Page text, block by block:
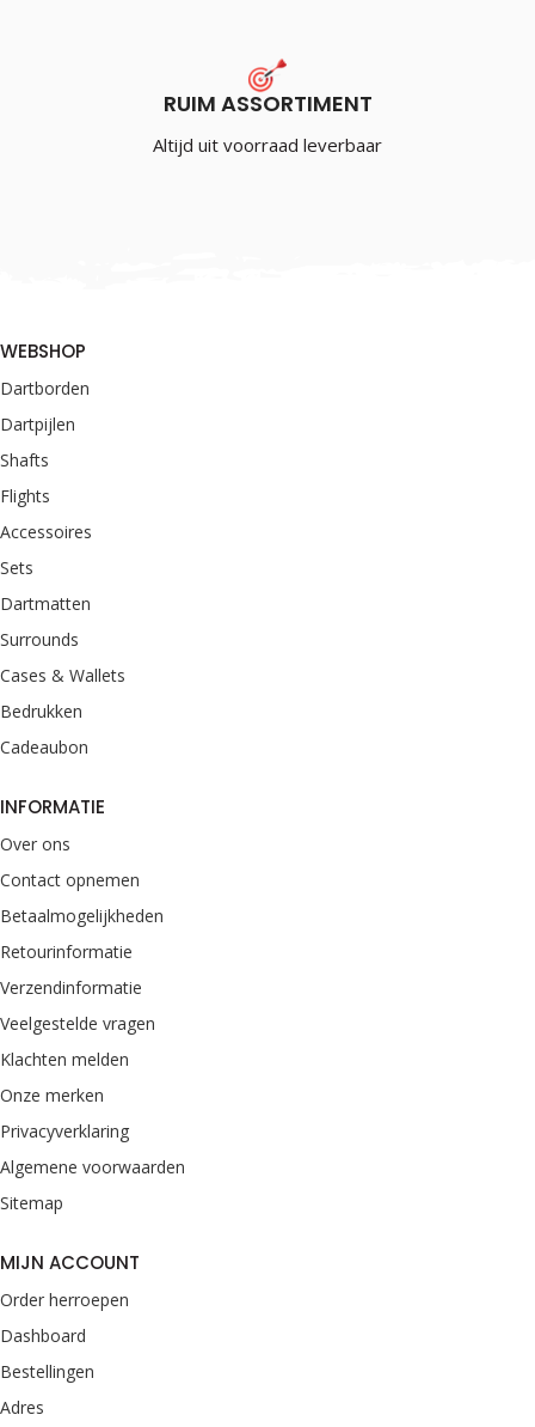
RUIM ASSORTIMENT
Altijd uit voorraad leverbaar
WEBSHOP
Dartborden
Dartpijlen
Shafts
Flights
Accessoires
Sets
Dartmatten
Surrounds
Cases & Wallets
Bedrukken
Cadeaubon
INFORMATIE
Over ons
Contact opnemen
Betaalmogelijkheden
Retourinformatie
Verzendinformatie
Veelgestelde vragen
Klachten melden
Onze merken
Privacyverklaring
Algemene voorwaarden
Sitemap
MIJN ACCOUNT
Order herroepen
Dashboard
Bestellingen
Adres